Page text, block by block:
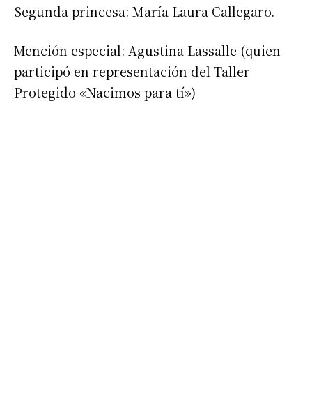
Segunda princesa: María Laura Callegaro.
Mención especial: Agustina Lassalle (quien
participó en representación del Taller
Protegido «Nacimos para tí»)